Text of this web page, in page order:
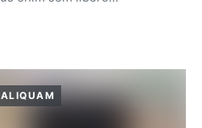
ALIQUAM